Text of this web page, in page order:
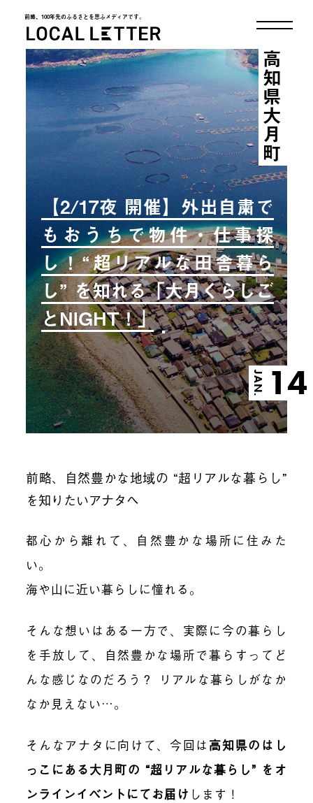
前略、100年先のふるさとを思ふメディアです。
LOCAL LETTER
【2/17夜 開催】外出自粛で
もおうちで物件・仕事探
し！“超リアルな田舎暮ら
し” を知れる「大月くらしご
とNIGHT！」
JAN. 14
高知県大月町
前略、自然豊かな地域の “超リアルな暮らし”
を知りたいアナタへ
都心から離れて、自然豊かな場所に住みた
い。
海や山に近い暮らしに憧れる。
そんな想いはある一方で、実際に今の暮らし
を手放して、自然豊かな場所で暮らすってど
んな感じなのだろう？ リアルな暮らしがなか
なか見えない…。
そんなアナタに向けて、今回は 高知県のはし
っこにある大月町の “超リアルな暮らし” をオ
ンラインイベントにてお届け します！